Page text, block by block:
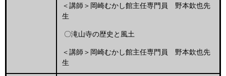
＜講師＞岡崎むかし館主任専門員 野本欽也先
生
〇滝山寺の歴史と風土
＜講師＞岡崎むかし館主任専門員 野本欽也先
生